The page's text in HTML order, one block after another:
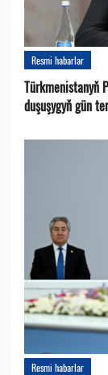
Resmi habarlar
Türkmenistanyň
duşuşygyň gün
Resmi habarlar